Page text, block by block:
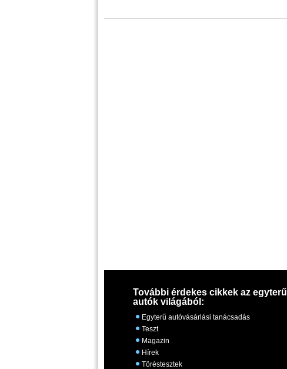
További érdekes cikkek az egyterű
autók világából:
Egyterű autóvásárlási tanácsadás
Teszt
Magazin
Hírek
Töréstesztek